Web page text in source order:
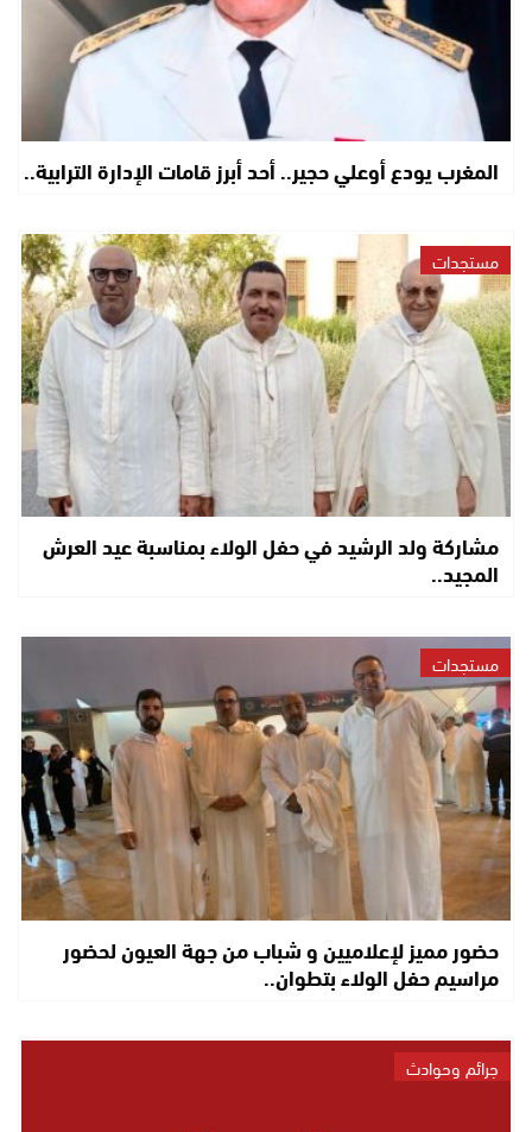
المغرب يودع أوعلي حجير.. أحد أبرز قامات الإدارة الترابية..
مستجدات
مشاركة ولد الرشيد في حفل الولاء بمناسبة عيد العرش
المجيد..
مستجدات
حضور مميز لإعلاميين و شباب من جهة العيون لحضور
مراسيم حفل الولاء بتطوان..
جرائم وحوادث